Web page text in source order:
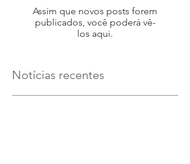
Assim que novos posts forem
publicados, você poderá vê-
los aqui.
Notícias recentes